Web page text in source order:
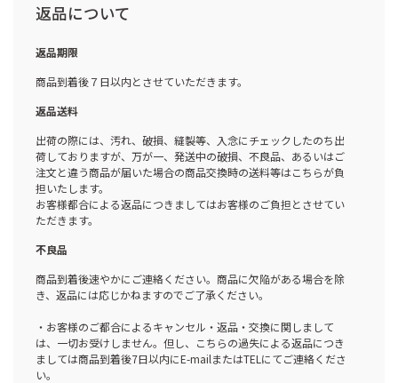
返品について
返品期限
商品到着後７日以内とさせていただきます。
返品送料
出荷の際には、汚れ、破損、縫製等、入念にチェックしたのち出
荷しておりますが、万が一、発送中の破損、不良品、あるいはご
注文と違う商品が届いた場合の商品交換時の送料等はこちらが負
担いたします。
お客様都合による返品につきましてはお客様のご負担とさせてい
ただきます。
不良品
商品到着後速やかにご連絡ください。商品に欠陥がある場合を除
き、返品には応じかねますのでご了承ください。
・お客様のご都合によるキャンセル・返品・交換に関しまして
は、一切お受けしません。但し、こちらの過失による返品につき
ましては商品到着後7日以内にE-mailまたはTELにてご連絡くださ
い。